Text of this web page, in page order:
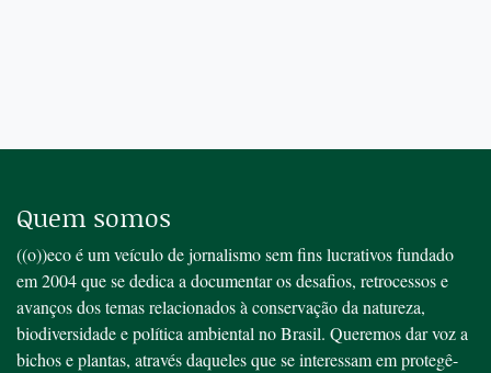
Quem somos
((o))eco é um veículo de jornalismo sem fins lucrativos fundado
em 2004 que se dedica a documentar os desafios, retrocessos e
avanços dos temas relacionados à conservação da natureza,
biodiversidade e política ambiental no Brasil. Queremos dar voz a
bichos e plantas, através daqueles que se interessam em protegê-